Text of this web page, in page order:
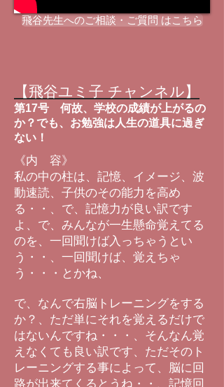
飛谷先生へのご相談・ご質問 はこちら
【飛谷ユミ子 チャンネル】
第17号 何故、学校の成績が上がるの
か？でも、お勉強は人生の道具に過ぎ
ない！
《内 容》
私の中の柱は、記憶、イメージ、波
動速読、子供のその能力を高め
る・・、で、記憶力が良い訳です
よ、で、みんなが一生懸命覚えてる
のを、一回聞けば入っちゃうとい
う・・、一回聞けば、覚えちゃ
う・・・とかね、
で、なんで右脳トレーニングをする
か？、ただ単にそれを覚えるだけで
はないんですね・・・、そんなん覚
えなくても良い訳です、ただそのト
レーニングする事によって、脳に回
路が出来てくるとうね・・、記憶回